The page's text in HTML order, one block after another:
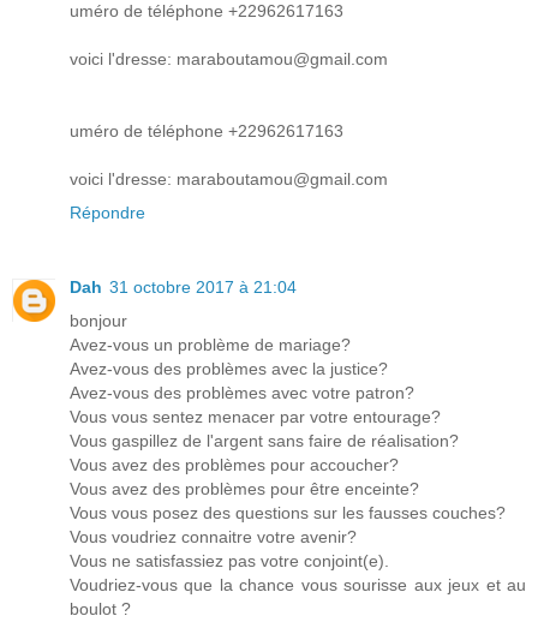
uméro de téléphone +22962617163
voici l'dresse: maraboutamou@gmail.com
uméro de téléphone +22962617163
voici l'dresse: maraboutamou@gmail.com
Répondre
Dah 31 octobre 2017 à 21:04
bonjour
Avez-vous un problème de mariage?
Avez-vous des problèmes avec la justice?
Avez-vous des problèmes avec votre patron?
Vous vous sentez menacer par votre entourage?
Vous gaspillez de l'argent sans faire de réalisation?
Vous avez des problèmes pour accoucher?
Vous avez des problèmes pour être enceinte?
Vous vous posez des questions sur les fausses couches?
Vous voudriez connaitre votre avenir?
Vous ne satisfassiez pas votre conjoint(e).
Voudriez-vous que la chance vous sourisse aux jeux et au
boulot ?